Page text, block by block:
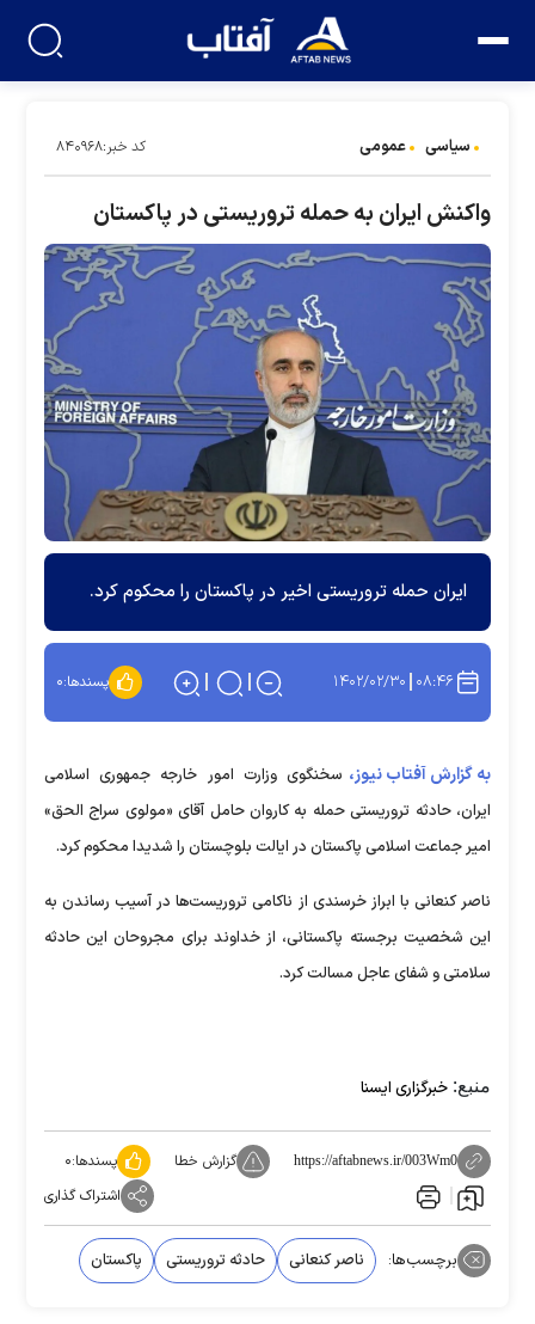
سیاسی عمومی کد خبر:۸۴۰۹۶۸
واکنش ایران به حمله تروریستی در پاکستان
ایران حمله تروریستی اخیر در پاکستان را محکوم کرد.
۰۸:۴۶ ۱۴۰۲/۰۲/۳۰ پسندها:۰
به گزارش آفتاب نیوز، سخنگوی وزارت امور خارجه جمهوری اسلامی
ایران، حادثه تروریستی حمله به کاروان حامل آقای «مولوی سراج الحق»
امیر جماعت اسلامی پاکستان در ایالت بلوچستان را شدیدا محکوم کرد.
ناصر کنعانی با ابراز خرسندی از ناکامی تروریست‌ها در آسیب رساندن به
این شخصیت برجسته پاکستانی، از خداوند برای مجروحان این حادثه
سلامتی و شفای عاجل مسالت کرد.
منبع: خبرگزاری ایسنا
https://aftabnews.ir/003Wm0 گزارش خطا پسندها:۰
اشتراک گذاری
برچسب‌ها: ناصر کنعانی حادثه تروریستی پاکستان